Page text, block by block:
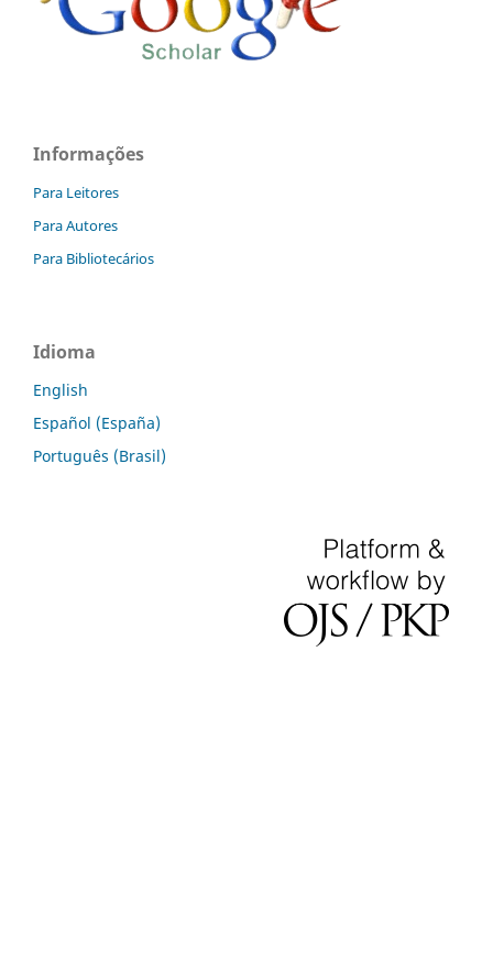
Informações
Para Leitores
Para Autores
Para Bibliotecários
Idioma
English
Español (España)
Português (Brasil)